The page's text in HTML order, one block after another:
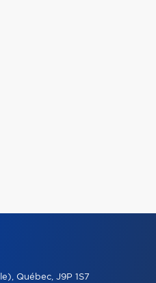
Québec, J9P 1S7